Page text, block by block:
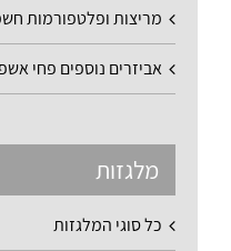
מריצות ופלטפורמות
אביזרים נוספים פחי
מלגזות
כל סוגי המלגזות